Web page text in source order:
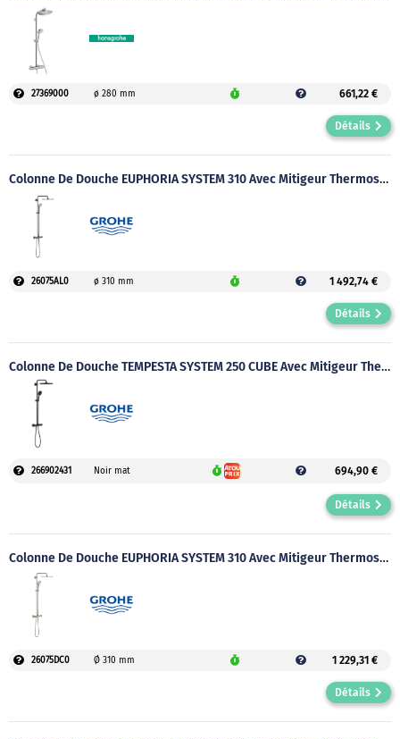
27369000 ø 280 mm 661,22 €
Détails
Colonne De Douche EUPHORIA SYSTEM 310 Avec Mitigeur Thermostatique
26075AL0 ø 310 mm 1 492,74 €
Détails
Colonne De Douche TEMPESTA SYSTEM 250 CUBE Avec Mitigeur Thermostatique
266902431 Noir mat 694,90 €
Détails
Colonne De Douche EUPHORIA SYSTEM 310 Avec Mitigeur Thermostatique
26075DC0 Ø 310 mm 1 229,31 €
Détails